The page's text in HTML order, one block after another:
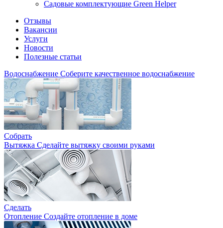
Садовые комплектующие Green Helper
Отзывы
Вакансии
Услуги
Новости
Полезные статьи
Водоснабжение Соберите качественное водоснабжение
Собрать
Вытяжка Сделайте вытяжку своими руками
Сделать
Отопление Создайте отопление в доме